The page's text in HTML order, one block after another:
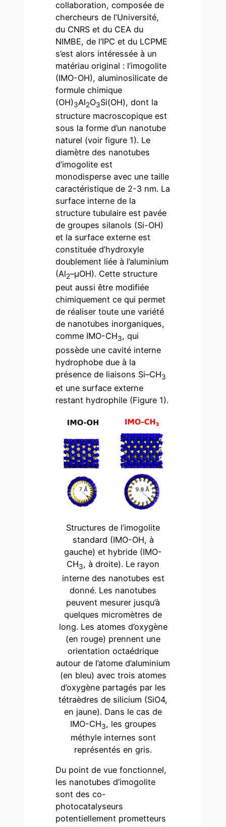
collaboration, composée de
chercheurs de l’Université,
du CNRS et du CEA du
NIMBE, de l’IPC et du LCPME
s’est alors intéressée à un
matériau original : l’imogolite
(IMO-OH), aluminosilicate de
formule chimique
(OH)3Al2O3Si(OH), dont la
structure macroscopique est
sous la forme d’un nanotube
naturel (voir figure 1). Le
diamètre des nanotubes
d’imogolite est
monodisperse avec une taille
caractéristique de 2-3 nm. La
surface interne de la
structure tubulaire est pavée
de groupes silanols (Si-OH)
et la surface externe est
constituée d’hydroxyle
doublement liée à l’aluminium
(Al2–µOH). Cette structure
peut aussi être modifiée
chimiquement ce qui permet
de réaliser toute une variété
de nanotubes inorganiques,
comme IMO-CH3, qui
possède une cavité interne
hydrophobe due à la
présence de liaisons Si–CH3
et une surface externe
restant hydrophile (Figure 1).
Structures de l’imogolite
standard (IMO-OH, à
gauche) et hybride (IMO-
CH3, à droite). Le rayon
interne des nanotubes est
donné. Les nanotubes
peuvent mesurer jusqu’à
quelques micromètres de
long. Les atomes d’oxygène
(en rouge) prennent une
orientation octaédrique
autour de l’atome d’aluminium
(en bleu) avec trois atomes
d’oxygène partagés par les
tétraèdres de silicium (SiO4,
en jaune). Dans le cas de
IMO-CH3, les groupes
méthyle internes sont
représentés en gris.
Du point de vue fonctionnel,
les nanotubes d’imogolite
sont des co-
photocatalyseurs
potentiellement prometteurs